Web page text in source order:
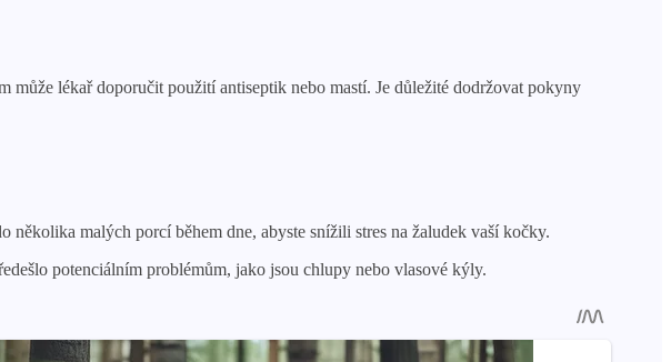
může lékař doporučit použití antiseptik nebo mastí. Je důležité dodržovat pokyny
malých porcí během dne, abyste snížili stres na žaludek vaší kočky.
potenciálním problémům, jako jsou chlupy nebo vlasové kýly.